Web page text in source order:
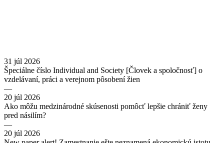
31 júl 2026
Špeciálne číslo Individual and Society [Človek a spoločnosť] o
vzdelávaní, práci a verejnom pôsobení žien
—
20 júl 2026
Ako môžu medzinárodné skúsenosti pomôcť lepšie chrániť ženy
pred násilím?
—
20 júl 2026